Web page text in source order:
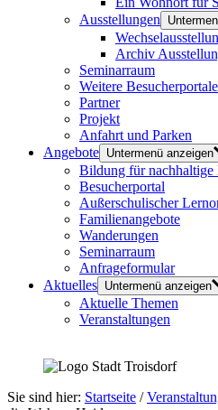
Ausstellungen
Archiv
Seminarraum
Weitere Besucherportale
Partner
Projekt
Anfahrt und Parken
Angebote Untermenü anzeigen
Bildung für
Besucherportal
Außerschulischer
Familienangebote
Wanderungen
Seminarraum
Anfrageformular
Aktuelles Untermenü anzeigen
Aktuelle Themen
Veranstaltungen
Sie sind hier: Startseite /